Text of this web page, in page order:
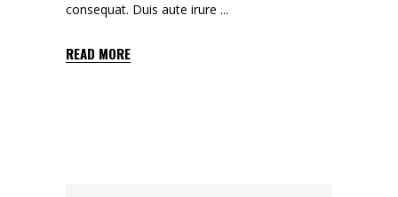
consequat. Duis aute irure
READ MORE